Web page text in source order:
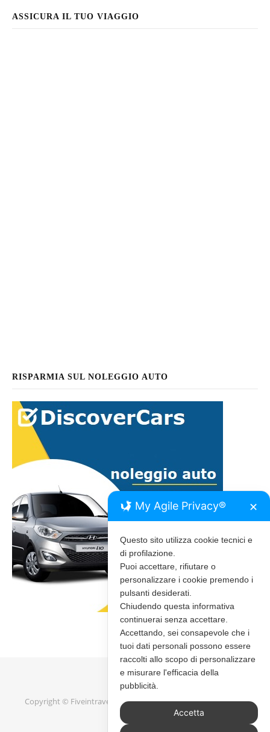
ASSICURA IL TUO VIAGGIO
RISPARMIA SUL NOLEGGIO AUTO
Copyright © Fiveintravel 2020 - 2026 |Bard Tema diWP Royal.
My Agile Privacy® ✕
Questo sito utilizza cookie tecnici e
di profilazione.
Puoi accettare, rifiutare o
personalizzare i cookie premendo i
pulsanti desiderati.
Chiudendo questa informativa
continuerai senza accettare.
Accettando, sei consapevole che i
tuoi dati personali possono essere
raccolti allo scopo di personalizzare
e misurare l'efficacia della
pubblicità.
Accetta